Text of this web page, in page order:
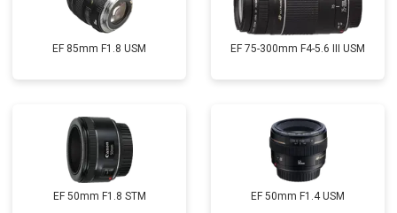
EF 85mm F1.8 USM EF 75-300mm F4-5.6 III USM
EF 50mm F1.8 STM EF 50mm F1.4 USM